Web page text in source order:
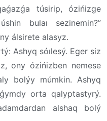
túsirip, ózińizge
bulaı sezinemin?”
álsirete alasyz.
Ashyq sóılesý. Eger siz
ony ózińizben nemese
bolýy múmkin. Ashyq
orta qalyptastyrý.
alshaq bolý